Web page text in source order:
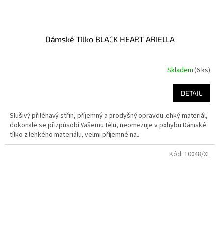
Dámské Tílko BLACK HEART ARIELLA
Skladem (6 ks)
DETAIL
Slušivý přiléhavý střih, příjemný a prodyšný opravdu lehký materiál,
dokonale se přizpůsobí Vašemu tělu, neomezuje v pohybu.Dámské
tílko z lehkého materiálu, velmi příjemné na...
Kód: 10048/XL